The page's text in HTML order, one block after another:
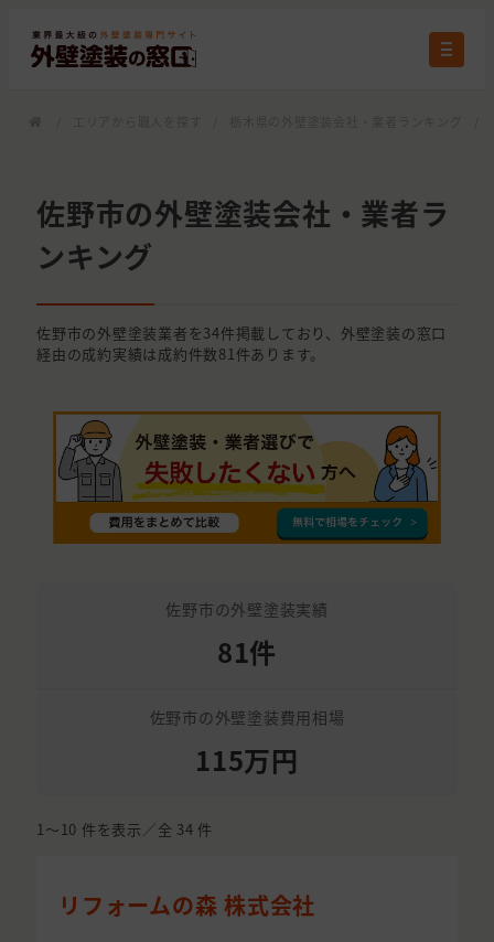
佐野市の外壁塗装会社・業者ラ
ンキング
佐野市の外壁塗装業者を34件掲載しており、外壁塗装の窓口
経由の成約実績は成約件数81件あります。
佐野市の外壁塗装実績
81件
佐野市の外壁塗装費用相場
115万円
1〜10 件を表示／全 34 件
リフォームの森 株式会社